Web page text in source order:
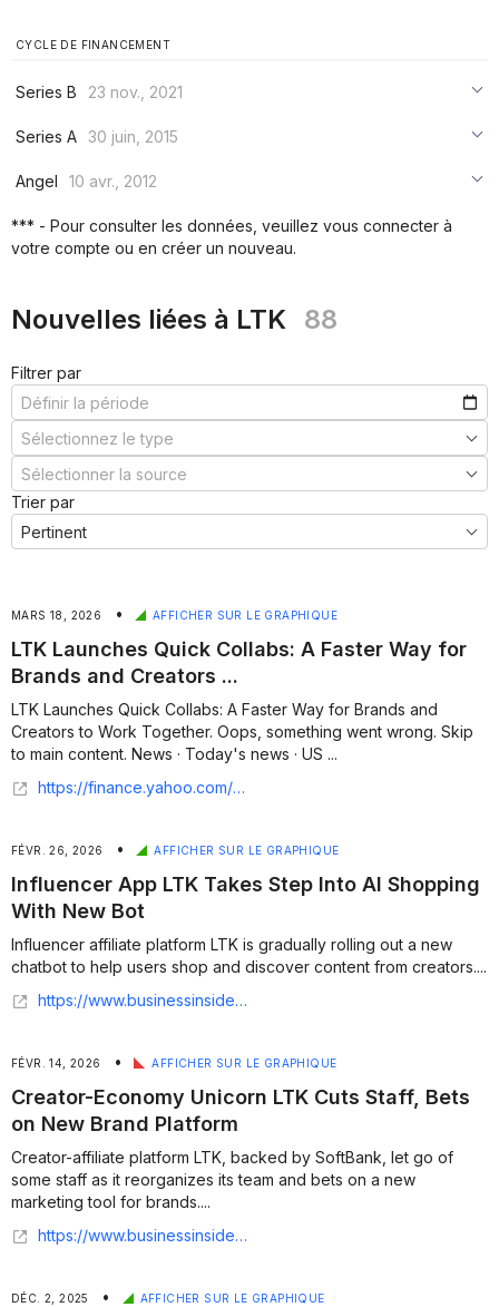
CYCLE DE FINANCEMENT
Series B
23 nov., 2021
***
Series A 30 juin, 2015
***
Angel
10 avr., 2012
*** - Pour consulter les données, veuillez vous connecter à
votre compte ou en créer un nouveau.
Nouvelles liées à LTK 88
Filtrer par
Trier par
MARS 18, 2026 • AFFICHER SUR LE GRAPHIQUE
LTK Launches Quick Collabs: A Faster Way for
Brands and Creators ...
LTK Launches Quick Collabs: A Faster Way for Brands and
Creators to Work Together. Oops, something went wrong. Skip
to main content. News · Today's news · US ...
https://finance.yahoo.com/news/ltk-launches-quick-collabs-faster-140000834.html
FÉVR. 26, 2026 • AFFICHER SUR LE GRAPHIQUE
Influencer App LTK Takes Step Into AI Shopping
With New Bot
Influencer affiliate platform LTK is gradually rolling out a new
chatbot to help users shop and discover content from creators....
https://www.businessinsider.com/influencer-app-ltk-takes-step-ai-shopping-new-chatbot-chatgpt-2026-2
FÉVR. 14, 2026 • AFFICHER SUR LE GRAPHIQUE
Creator-Economy Unicorn LTK Cuts Staff, Bets
on New Brand Platform
Creator-affiliate platform LTK, backed by SoftBank, let go of
some staff as it reorganizes its team and bets on a new
marketing tool for brands....
https://www.businessinsider.com/creator-economy-unicorn-ltk-cuts-staff-bets-new-brand-platform-2026-2
DÉC. 2, 2025 • AFFICHER SUR LE GRAPHIQUE